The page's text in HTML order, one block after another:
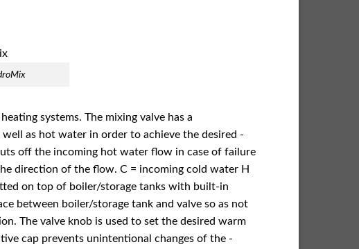
systems. The mixing valve has a
as hot water in order to achieve the desired
off the ­incoming hot water flow in case of failure
direction of the flow. C = incoming cold water H
on top of boiler/storage tanks with built-in
between boiler/storage tank and valve so as not
The valve knob is used to set the desired warm
cap prevents unintentional changes of the